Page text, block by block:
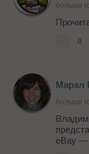
больше
0
Марал
больше
eBay —